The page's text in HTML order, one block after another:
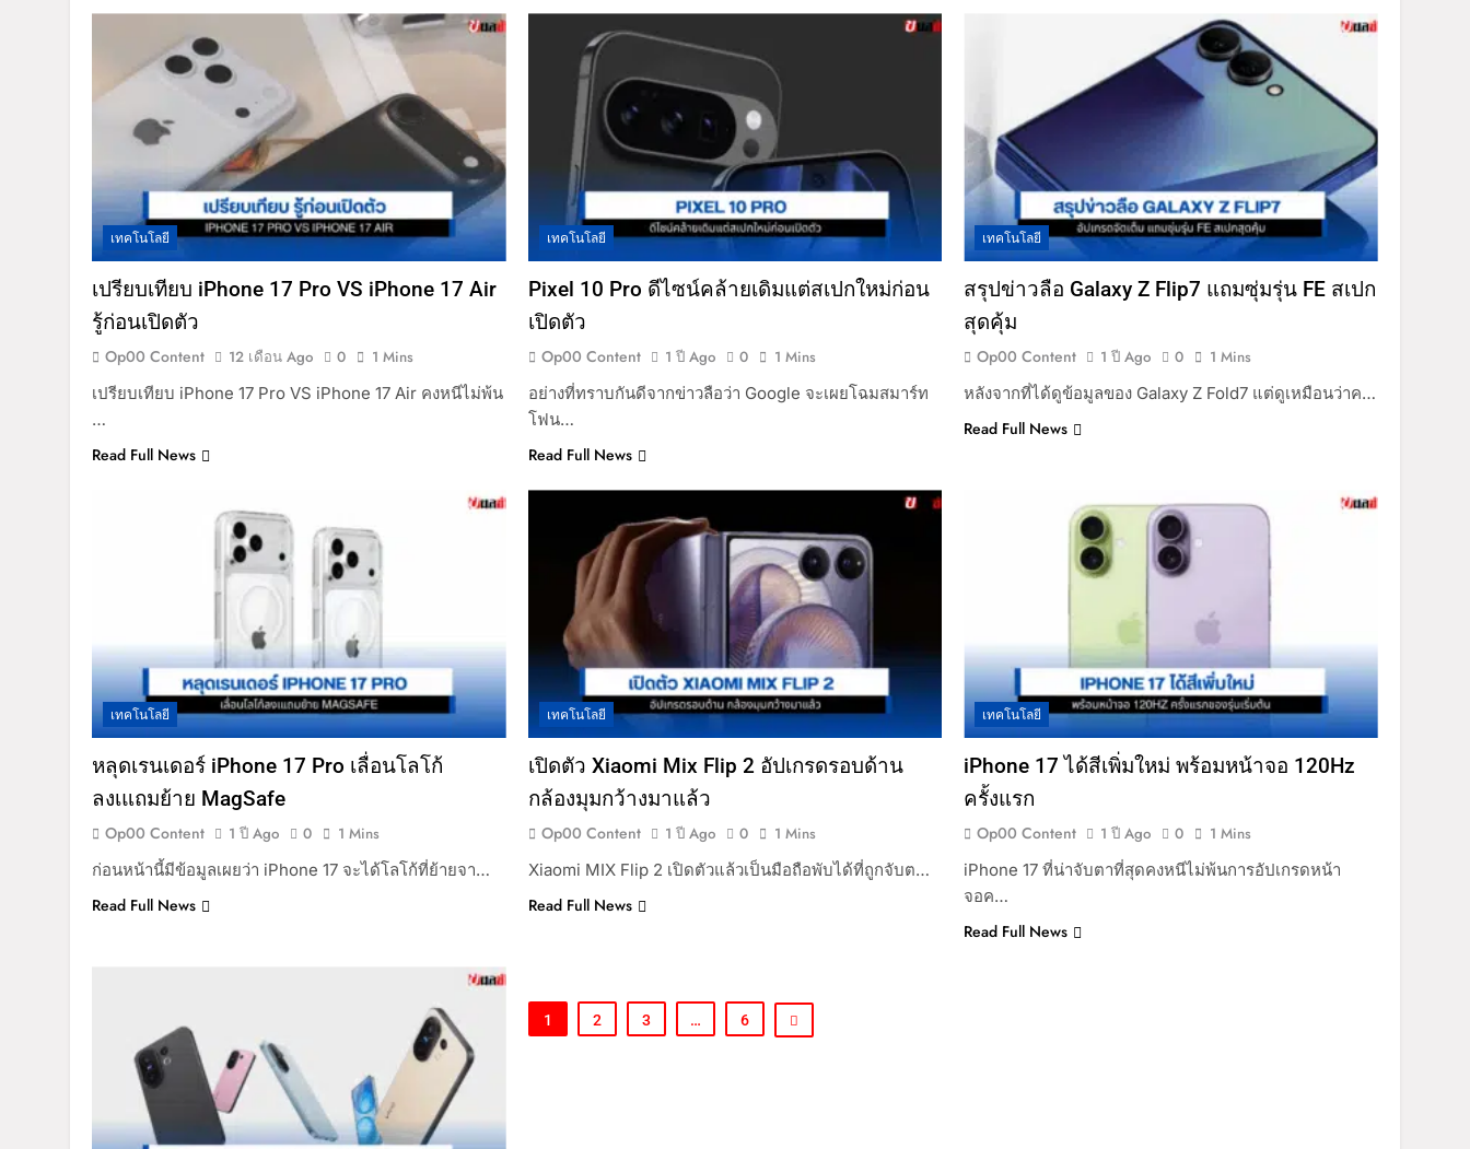
เทคโนโลยี
เปรียบเทียบ iPhone 17 Pro VS iPhone 17 Air
รู้ก่อนเปิดตัว
Op00 Content 12 เดือน Ago 0
1 Mins
เปรียบเทียบ iPhone 17 Pro VS iPhone 17 Air คงหนีไม่พ้น
…
Read Full News
เทคโนโลยี
Pixel 10 Pro ดีไซน์คล้ายเดิมแต่สเปกใหม่ก่อน
เปิดตัว
Op00 Content 1 ปี Ago 0
1 Mins
อย่างที่ทราบกันดีจากข่าวลือว่า Google จะเผยโฉมสมาร์ท
โฟน…
Read Full News
เทคโนโลยี
สรุปข่าวลือ Galaxy Z Flip7 แถมซุ่มรุ่น FE สเปก
สุดคุ้ม
Op00 Content 1 ปี Ago 0
1 Mins
หลังจากที่ได้ดูข้อมูลของ Galaxy Z Fold7 แต่ดูเหมือนว่าค…
Read Full News
เทคโนโลยี
หลุดเรนเดอร์ iPhone 17 Pro เลื่อนโลโก้
ลงเแถมย้าย MagSafe
Op00 Content 1 ปี Ago 0
1 Mins
ก่อนหน้านี้มีข้อมูลเผยว่า iPhone 17 จะได้โลโก้ที่ย้ายจา…
Read Full News
เทคโนโลยี
เปิดตัว Xiaomi Mix Flip 2 อัปเกรดรอบด้าน
กล้องมุมกว้างมาแล้ว
Op00 Content 1 ปี Ago 0
1 Mins
Xiaomi MIX Flip 2 เปิดตัวแล้วเป็นมือถือพับได้ที่ถูกจับต…
Read Full News
เทคโนโลยี
iPhone 17 ได้สีเพิ่มใหม่ พร้อมหน้าจอ 120Hz
ครั้งแรก
Op00 Content 1 ปี Ago 0
1 Mins
iPhone 17 ที่น่าจับตาที่สุดคงหนีไม่พ้นการอัปเกรดหน้า
จอค…
Read Full News
1 2 3 … 6